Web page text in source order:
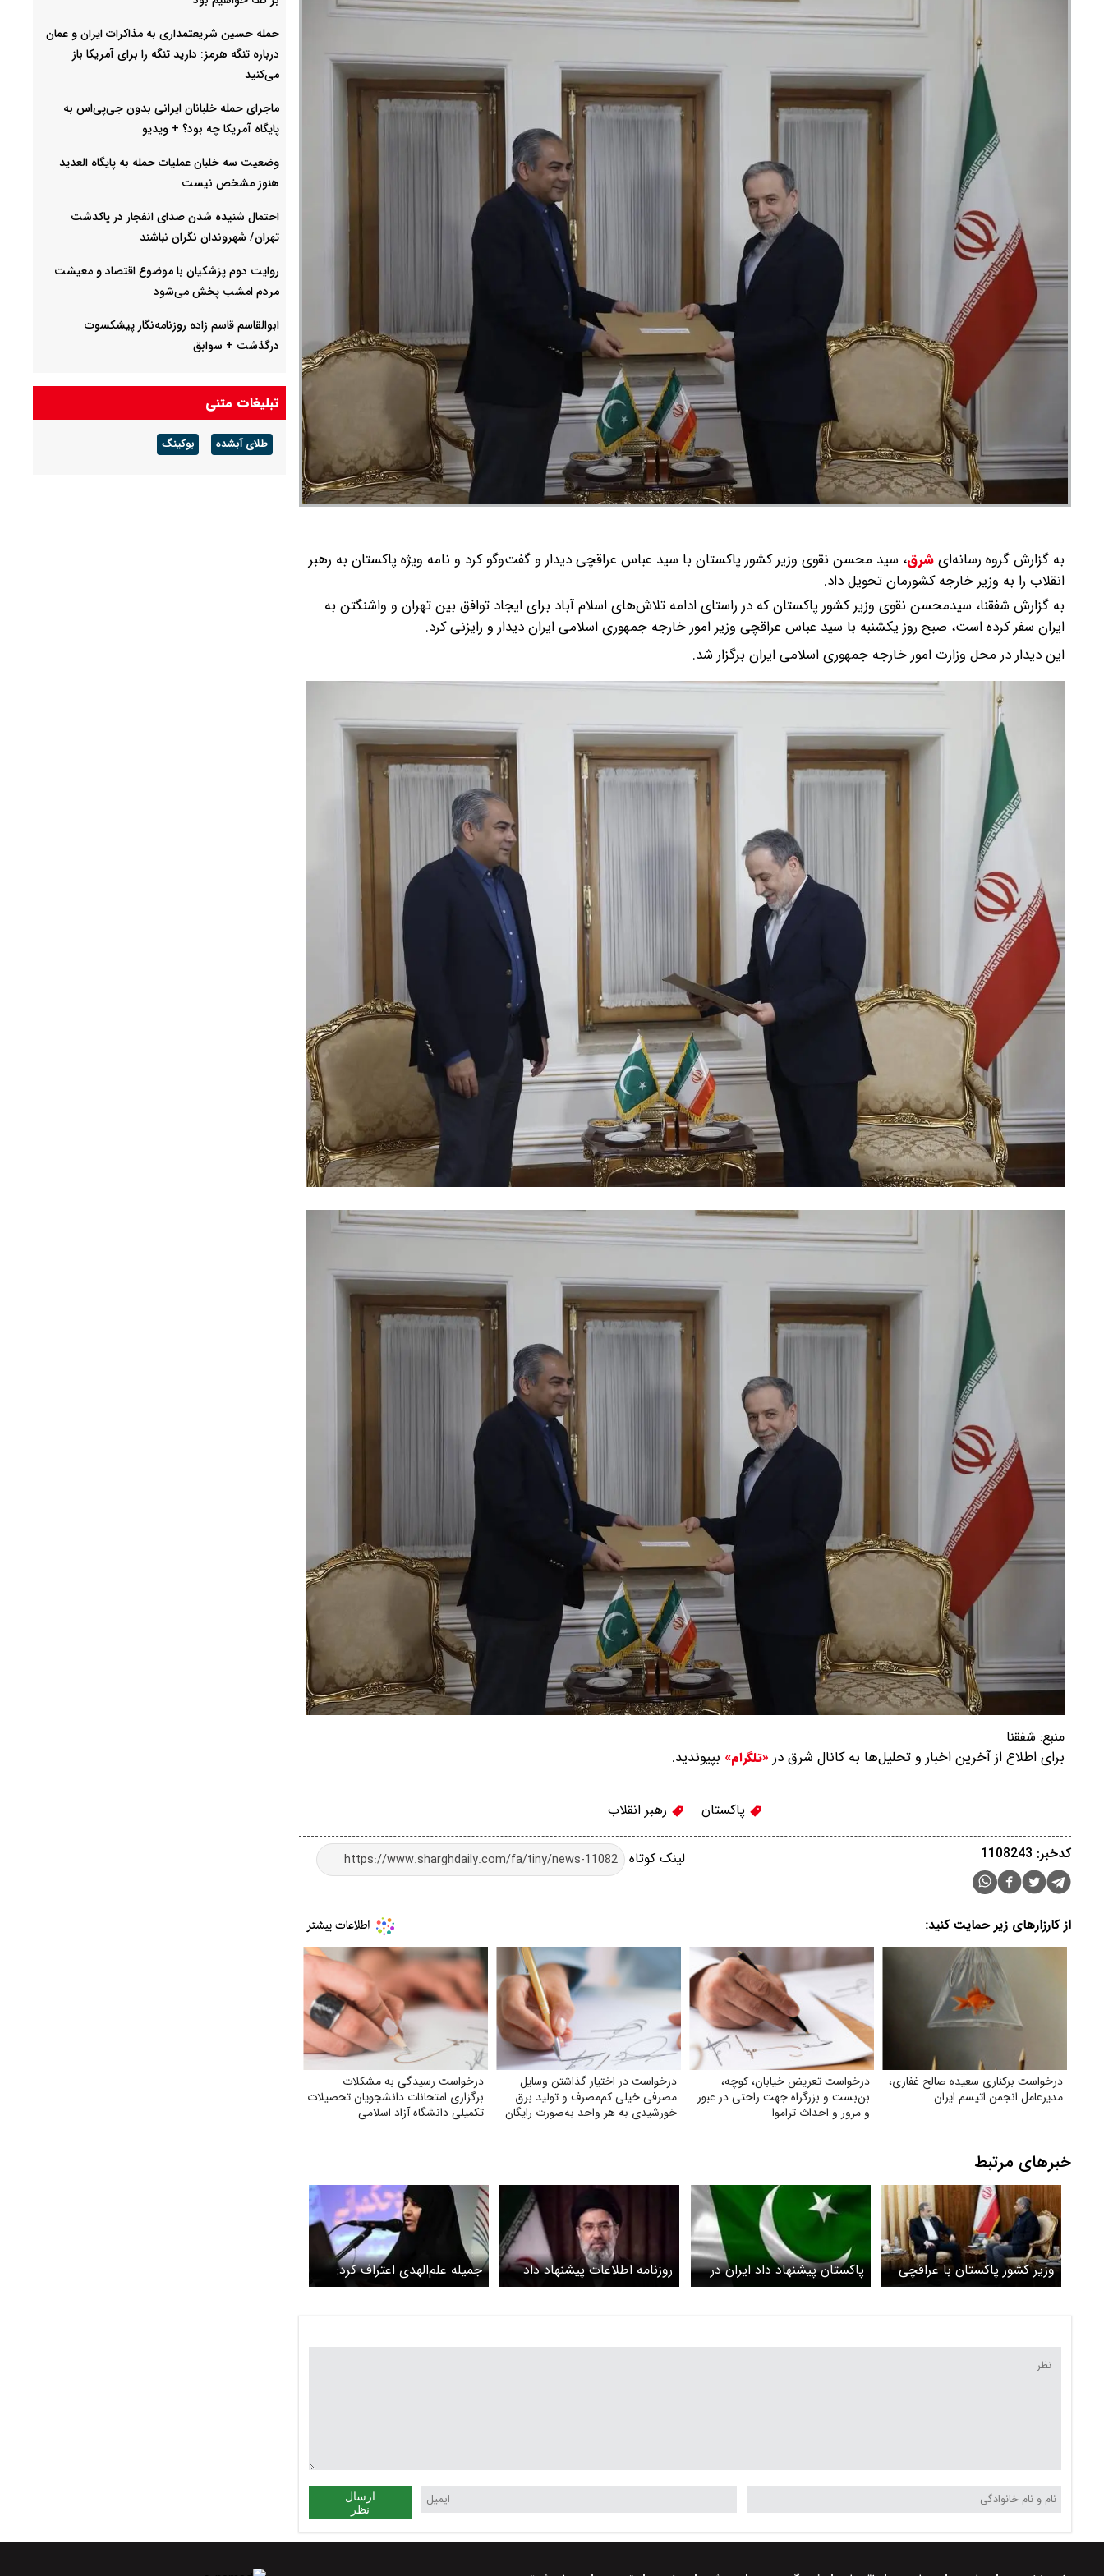
به گزارش گروه رسانه‌ایشرق، سید محسن نقوی وزیر کشور پاکستان با سید عباس عراقچی دیدار و گفت‌وگو کرد و نامه ویژه پاکستان به رهبر
انقلاب را به وزیر خارجه کشورمان تحویل داد.
به گزارش شفقنا، سیدمحسن نقوی وزیر کشور پاکستان که در راستای ادامه تلاش‌های اسلام آباد برای ایجاد توافق بین تهران و واشنگتن به
ایران سفر کرده است، صبح روز یکشنبه با سید عباس عراقچی وزیر امور خارجه جمهوری اسلامی ایران دیدار و رایزنی کرد.
این دیدار در محل وزارت امور خارجه جمهوری اسلامی ایران برگزار شد.
منبع: شفقنا
برای اطلاع از آخرین اخبار و تحلیل‌ها به کانال شرق در «تلگرام» بپیوندید.
پاکستان رهبر انقلاب
لینک کوتاه کدخبر: 1108243
از کارزارهای زیر حمایت کنید:
درخواست برکناری سعیده صالح غفاری،
مدیرعامل انجمن اتیسم ایران
درخواست تعریض خیابان، کوچه،
بن‌بست و بزرگراه جهت راحتی در عبور
و مرور و احداث تراموا
درخواست در اختیار گذاشتن وسایل
مصرفی خیلی کم‌مصرف و تولید برق
خورشیدی به هر واحد به‌صورت رایگان
درخواست رسیدگی به مشکلات
برگزاری امتحانات دانشجویان تحصیلات
تکمیلی دانشگاه آزاد اسلامی
خبرهای مرتبط
وزیر کشور پاکستان با عراقچی
دیدار کرد
پاکستان پیشنهاد داد ایران در
۳۰ روز تنگه هرمز را باز کند
روزنامه اطلاعات پیشنهاد داد
چهره های پیر از کار برکنار شوند
جمیله علم‌‌الهدی اعتراف کرد:
رهبر انقلاب از من خواستند در
ارسال
نظر
حمله حسین شریعتمداری به مذاکرات ایران و عمان
درباره تنگه هرمز: دارید تنگه را برای آمریکا باز
می‌کنید
ماجرای حمله خلبانان ایرانی بدون جی‌پی‌اس به
پایگاه آمریکا چه بود؟ + ویدیو
وضعیت سه خلبان عملیات حمله به پایگاه العدید
هنوز مشخص نیست
احتمال شنیده شدن صدای انفجار در پاکدشت
تهران/ شهروندان نگران نباشند
روایت دوم پزشکیان با موضوع اقتصاد و معیشت
مردم امشب پخش می‌شود
ابوالقاسم قاسم زاده روزنامه‌نگار پیشکسوت
درگذشت + سوابق
گذشته در آمادگی بسیار مناسبی قرار دارد
ارتباط سربازان آمریکایی با بنی‌صدر
تبلیغات متنی
طلای آبشده بوکینگ